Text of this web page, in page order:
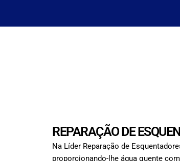
REPARAÇÃO DE
Na Líder Reparação de
proporcionando-lhe água quente